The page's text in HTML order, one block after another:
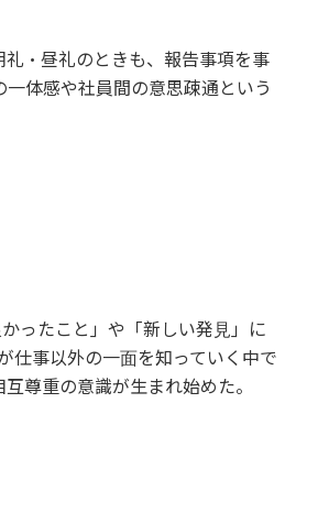
・昼礼のときも、報告事項を事
体感や社員間の意思疎通という
ったこと」や「新しい発⾒」に
仕事以外の⼀⾯を知っていく中で
尊重の意識が⽣まれ始めた。